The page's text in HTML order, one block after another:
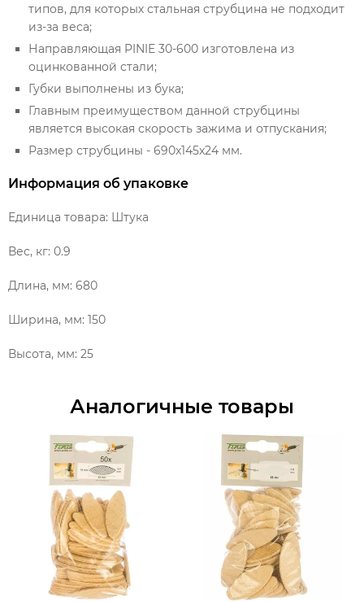
типов, для которых стальная струбцина не подходит
из-за веса;
Направляющая PINIE 30-600 изготовлена из
оцинкованной стали;
Губки выполнены из бука;
Главным преимуществом данной струбцины
является высокая скорость зажима и отпускания;
Размер струбцины - 690x145x24 мм.
Информация об упаковке
Единица товара: Штука
Вес, кг: 0.9
Длина, мм: 680
Ширина, мм: 150
Высота, мм: 25
Аналогичные товары